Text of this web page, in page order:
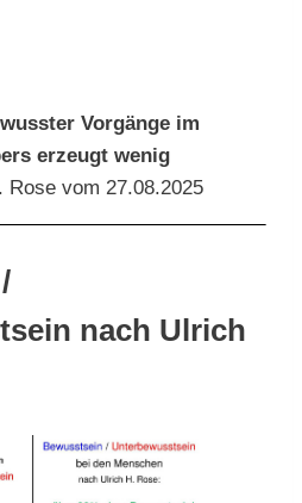
Vorgänge im
erzeugt wenig
Rose vom 27.08.2025
nach Ulrich